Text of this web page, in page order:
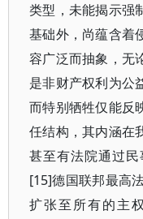
类型，未能揭示强
基础外，尚蕴含着
容广泛而抽象，无
是非财产权利为公
而特别牺牲仅能反
任结构，其内涵在
甚至有法院通过民
[15]德国联邦最高
扩张至所有的主